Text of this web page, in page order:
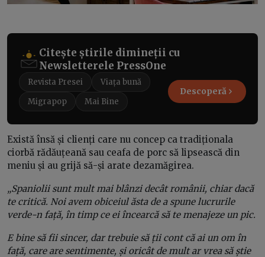
Citește știrile dimineții cu
Newsletterele PressOne
Revista Presei
Viața bună
Migrapop
Mai Bine
Descoperă
Există însă și clienți care nu concep ca tradiționala
ciorbă rădăuțeană sau ceafa de porc să lipsească din
meniu și au grijă să-și arate dezamăgirea.
„Spaniolii sunt mult mai blânzi decât românii, chiar dacă
te critică. Noi avem obiceiul ăsta de a spune lucrurile
verde-n față, în timp ce ei încearcă să te menajeze un pic.
E bine să fii sincer, dar trebuie să ții cont că ai un om în
față, care are sentimente, și oricât de mult ar vrea să știe